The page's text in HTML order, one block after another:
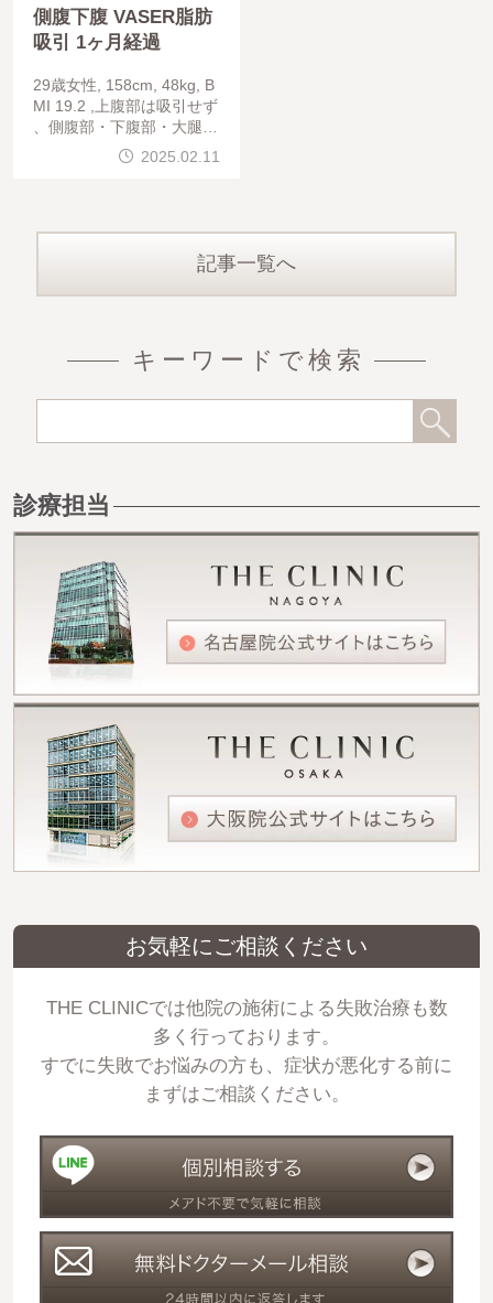
側腹下腹 VASER脂肪
吸引 1ヶ月経過
29歳女性, 158cm, 48kg, B
MI 19.2 ,上腹部は吸引せず
、側腹部・下腹部・大腿前
半周を脂肪吸引し、コンデ
ンスリッチ脂肪豊胸を行っ
2025.02.11
記事一覧へ
キーワードで検索
診療担当
お気軽にご相談ください
THE CLINICでは他院の施術による失敗治療も数
多く行っております。
すでに失敗でお悩みの方も、症状が悪化する前に
まずはご相談ください。